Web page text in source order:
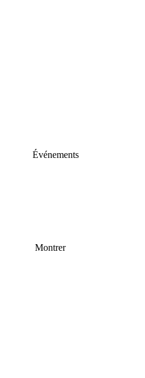
Événements
Montrer